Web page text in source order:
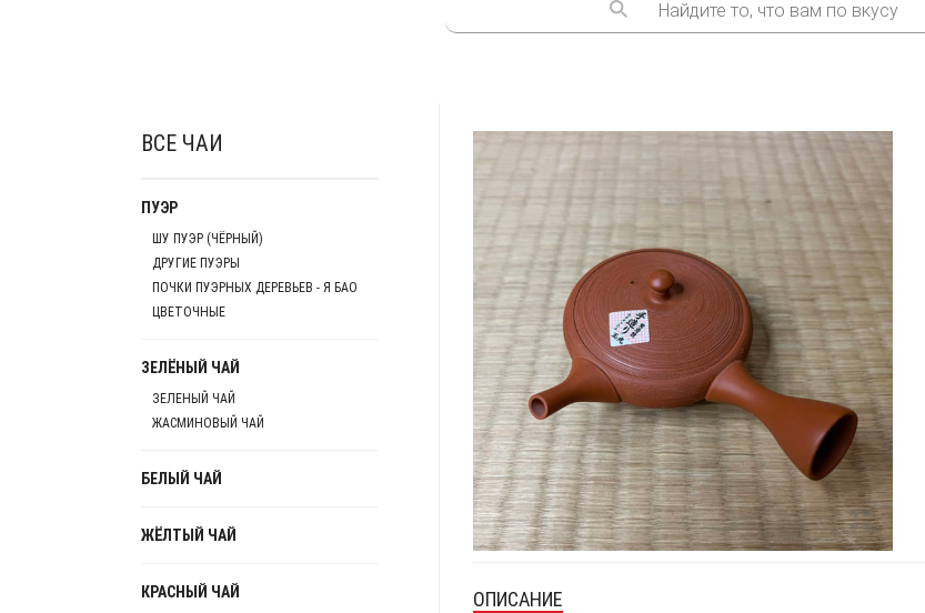
ОПИСАНИЕ
ВСЕ ЧАИ
ПУЭР
ШУ ПУЭР (ЧЁРНЫЙ)
ДРУГИЕ ПУЭРЫ
ПОЧКИ ПУЭРНЫХ ДЕРЕВЬЕВ - Я БАО
ЦВЕТОЧНЫЕ
ЗЕЛЁНЫЙ ЧАЙ
ЗЕЛЕНЫЙ ЧАЙ
ЖАСМИНОВЫЙ ЧАЙ
БЕЛЫЙ ЧАЙ
ЖЁЛТЫЙ ЧАЙ
КРАСНЫЙ ЧАЙ